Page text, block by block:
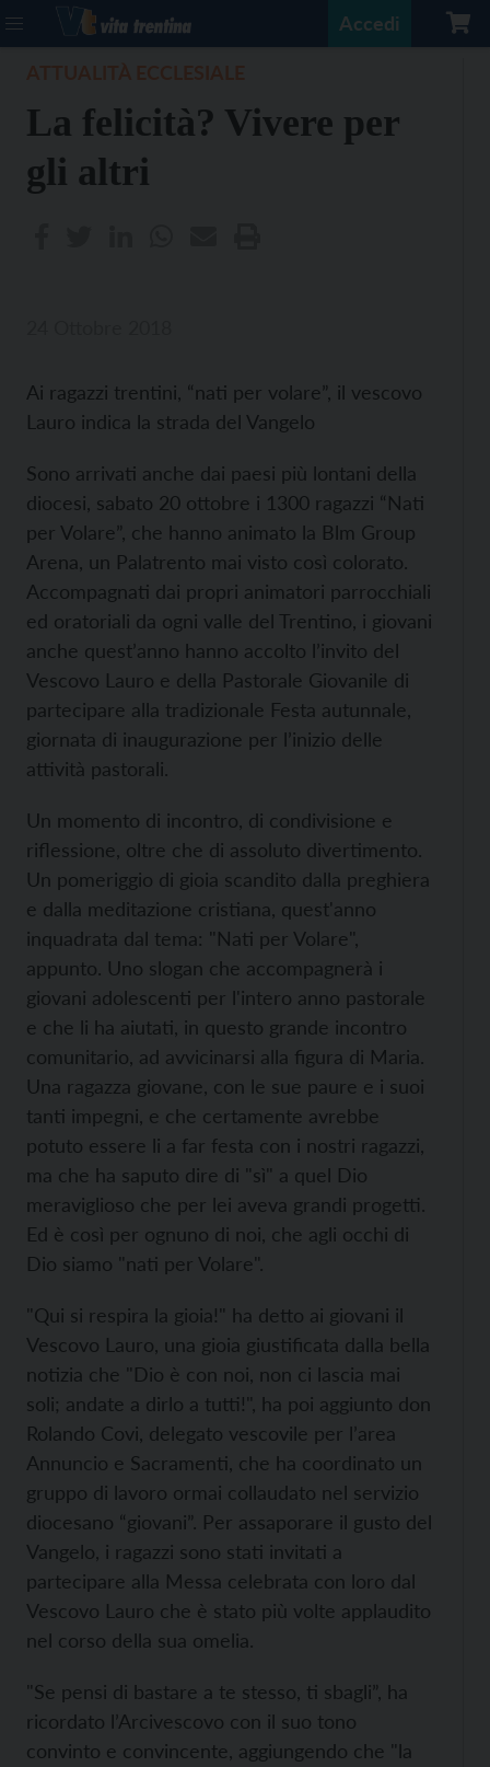
Accedi
La felicità? Vivere per
gli altri
Ai ragazzi trentini, “nati per volare”, il vescovo
Lauro indica la strada del Vangelo
Sono arrivati anche dai paesi più lontani della
diocesi, sabato 20 ottobre i 1300 ragazzi “Nati
per Volare”, che hanno animato la Blm Group
Arena, un Palatrento mai visto così colorato.
Accompagnati dai propri animatori parrocchiali
ed oratoriali da ogni valle del Trentino, i giovani
anche quest’anno hanno accolto l’invito del
Vescovo Lauro e della Pastorale Giovanile di
partecipare alla tradizionale Festa autunnale,
giornata di inaugurazione per l’inizio delle
attività pastorali.
Un momento di incontro, di condivisione e
riflessione, oltre che di assoluto divertimento.
Un pomeriggio di gioia scandito dalla preghiera
e dalla meditazione cristiana, quest'anno
inquadrata dal tema: "Nati per Volare",
appunto. Uno slogan che accompagnerà i
giovani adolescenti per l'intero anno pastorale
e che li ha aiutati, in questo grande incontro
comunitario, ad avvicinarsi alla figura di Maria.
Una ragazza giovane, con le sue paure e i suoi
tanti impegni, e che certamente avrebbe
potuto essere li a far festa con i nostri ragazzi,
ma che ha saputo dire di "sì" a quel Dio
meraviglioso che per lei aveva grandi progetti.
Ed è così per ognuno di noi, che agli occhi di
Dio siamo "nati per Volare".
"Qui si respira la gioia!" ha detto ai giovani il
Vescovo Lauro, una gioia giustificata dalla bella
notizia che "Dio è con noi, non ci lascia mai
soli; andate a dirlo a tutti!", ha poi aggiunto don
Rolando Covi, delegato vescovile per l’area
Annuncio e Sacramenti, che ha coordinato un
gruppo di lavoro ormai collaudato nel servizio
diocesano “giovani”. Per assaporare il gusto del
Vangelo, i ragazzi sono stati invitati a
partecipare alla Messa celebrata con loro dal
Vescovo Lauro che è stato più volte applaudito
nel corso della sua omelia.
"Se pensi di bastare a te stesso, ti sbagli”, ha
ricordato l’Arcivescovo con il suo tono
convinto e convincente, aggiungendo che "la